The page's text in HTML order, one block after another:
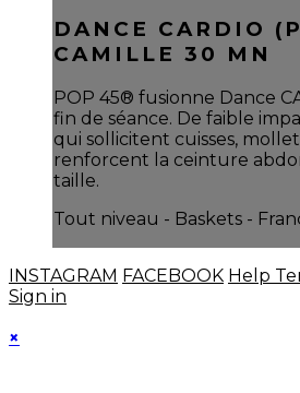
DANCE CARDIO
CAMILLE 30 MN
POP 45® fusionne Dance
fin de séance. De faible
qui sollicitent cuisses,
renforcent la ceinture
taille.
Tout niveau - Baskets -
INSTAGRAM FACEBOOK Help
Sign in
×